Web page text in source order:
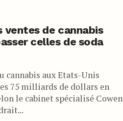
ventes de cannabis
celles de soda
cannabis aux Etats-Unis
75 milliards de dollars en
le cabinet spécialisé Cowen